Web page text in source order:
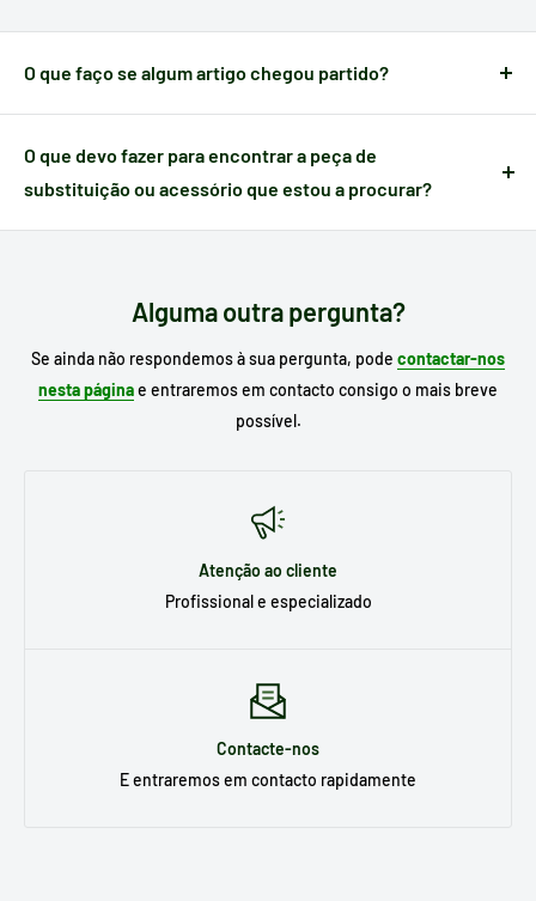
O que faço se algum artigo chegou partido?
Quando um artigo apresenta algum defeito causado no
transporte,
dispõe de 24 horas a partir do momento da
receção
para nos notificar e poder gerir a ocorrência.
O que devo fazer para encontrar a peça de
substituição ou acessório que estou a procurar?
Escreva no motor de busca do nosso site omodelo do seu
Alguma outra pergunta?
Se ainda não respondemos à sua pergunta, pode contactar-nos
nesta páginae entraremos em contacto consigo o mais breve
possível.
Atenção ao cliente
Profissional e especializado
Contacte-nos
E entraremos em contacto rapidamente